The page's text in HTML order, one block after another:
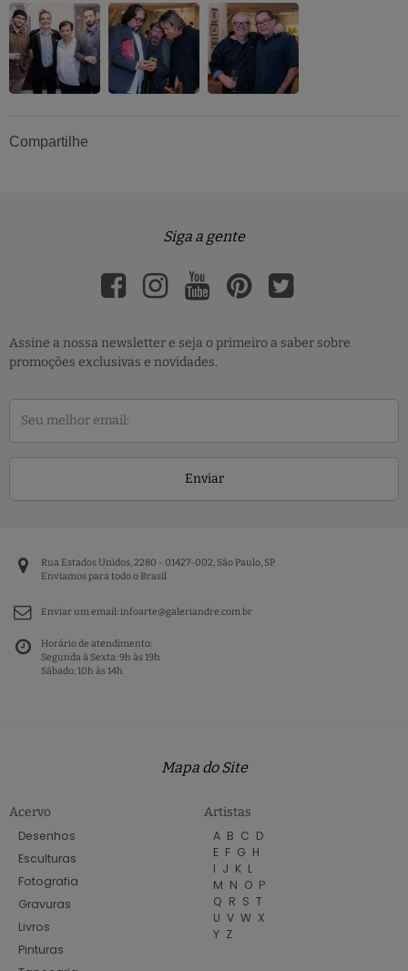
Compartilhe
Siga a gente
Assine a nossa newsletter e seja o primeiro a saber sobre
promoções exclusivas e novidades.
Enviar
Rua Estados Unidos, 2280 - 01427-002, São Paulo, SP
Enviamos para todo o Brasil
Enviar um email:infoarte@galeriandre.com.br
Horário de atendimento:
Segunda à Sexta: 9h às 19h
Sábado: 10h às 14h
Mapa do Site
Acervo
Desenhos
Esculturas
Fotografia
Gravuras
Livros
Pinturas
Artistas
A B C D
E F G H
I J K L
M N O P
Q R S T
U V W X
Y Z